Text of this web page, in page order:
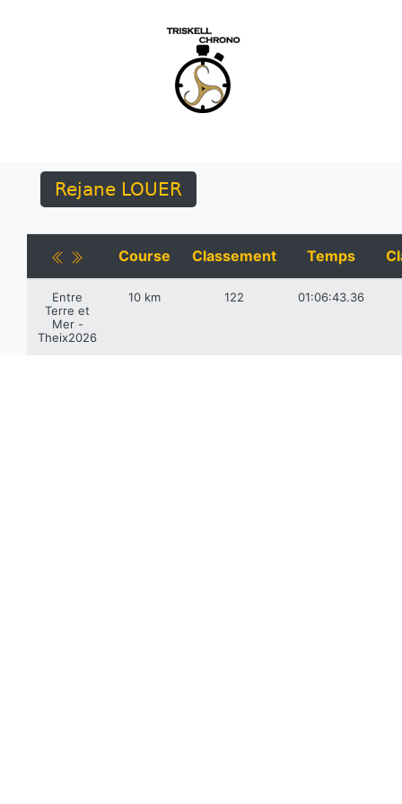
Rejane LOUER
Course Classement Temps
Entre
Terre et
Mer -
Theix2026
10 km 122 01:06:43.36